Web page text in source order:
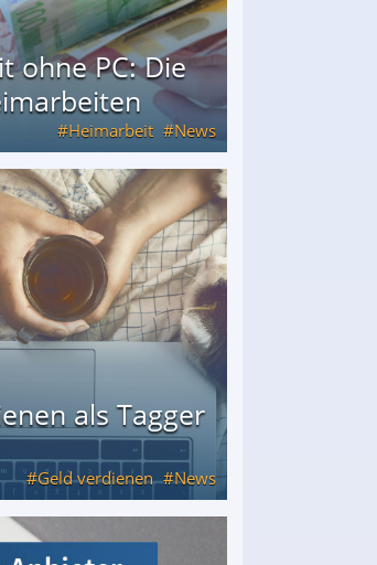
ohne PC: Die
Heimarbeit News
als Tagger
Geld verdienen News